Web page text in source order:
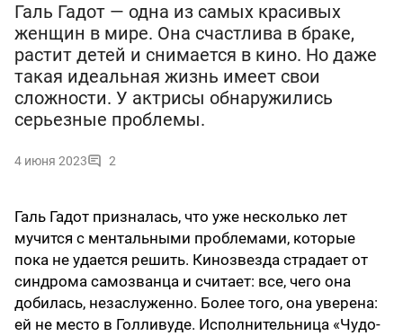
Галь Гадот — одна из самых красивых
женщин в мире. Она счастлива в браке,
растит детей и снимается в кино. Но даже
такая идеальная жизнь имеет свои
сложности. У актрисы обнаружились
серьезные проблемы.
4 июня 2023 2
Галь Гадот призналась, что уже несколько лет
мучится с ментальными проблемами, которые
пока не удается решить. Кинозвезда страдает от
синдрома самозванца и считает: все, чего она
добилась, незаслуженно. Более того, она уверена:
ей не место в Голливуде. Исполнительница «Чудо-